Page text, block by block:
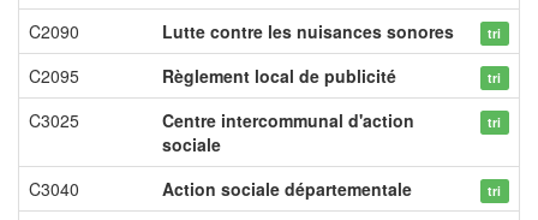
C2090 Lutte contre les nuisances sonores tri
C2095 Règlement local de publicité tri
C3025
Centre intercommunal d'action
sociale
tri
C3040 Action sociale départementale tri